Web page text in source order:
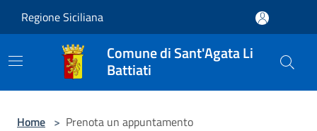
Regione Siciliana
Comune di Sant'Agata Li
Battiati
Home > Prenota un appuntamento